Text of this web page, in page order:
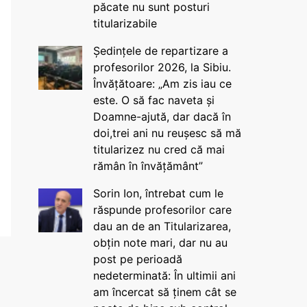
păcate nu sunt posturi
titularizabile
Ședințele de repartizare a
profesorilor 2026, la Sibiu.
Învățătoare: „Am zis iau ce
este. O să fac naveta și
Doamne-ajută, dar dacă în
doi,trei ani nu reușesc să mă
titularizez nu cred că mai
rămân în învățământ”
Sorin Ion, întrebat cum le
răspunde profesorilor care
dau an de an Titularizarea,
obțin note mari, dar nu au
post pe perioadă
nedeterminată: În ultimii ani
am încercat să ținem cât se